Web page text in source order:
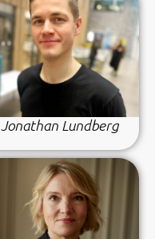
Jonathan Lundberg